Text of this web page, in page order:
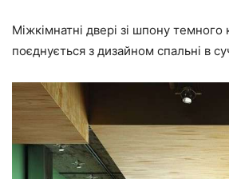
Міжкімнатні двері зі шпону темного
поєднується з дизайном спальні в